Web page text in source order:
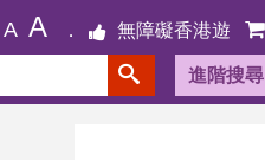
A A 無障礙香港遊
進階搜尋